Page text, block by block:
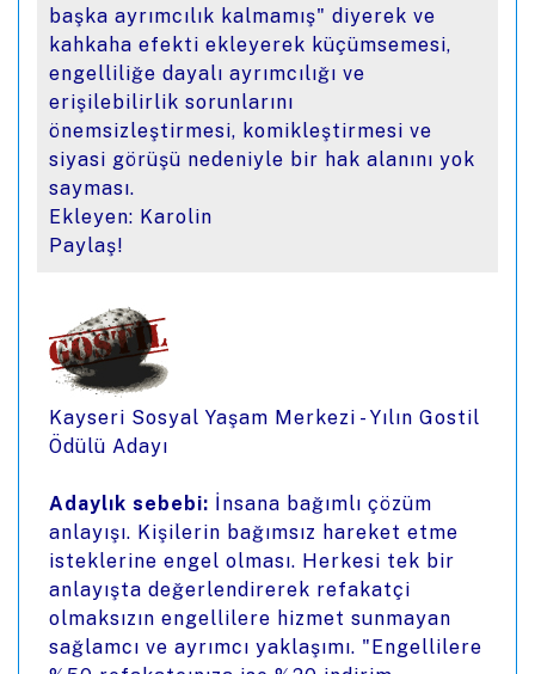
başka ayrımcılık kalmamış" diyerek ve
kahkaha efekti ekleyerek küçümsemesi,
engelliliğe dayalı ayrımcılığı ve
erişilebilirlik sorunlarını
önemsizleştirmesi, komikleştirmesi ve
siyasi görüşü nedeniyle bir hak alanını yok
sayması.
Ekleyen: Karolin
Paylaş!
Kayseri Sosyal Yaşam Merkezi - Yılın Gostil
Ödülü Adayı
Adaylık sebebi: İnsana bağımlı çözüm
anlayışı. Kişilerin bağımsız hareket etme
isteklerine engel olması. Herkesi tek bir
anlayışta değerlendirerek refakatçi
olmaksızın engellilere hizmet sunmayan
sağlamcı ve ayrımcı yaklaşımı. "Engellilere